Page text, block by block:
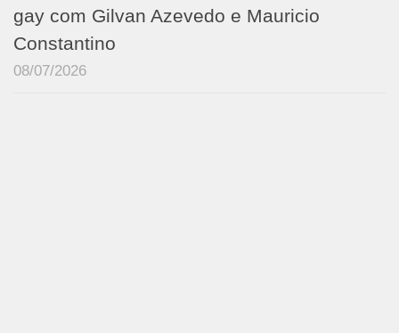
gay com Gilvan Azevedo e Mauricio
Constantino
08/07/2026